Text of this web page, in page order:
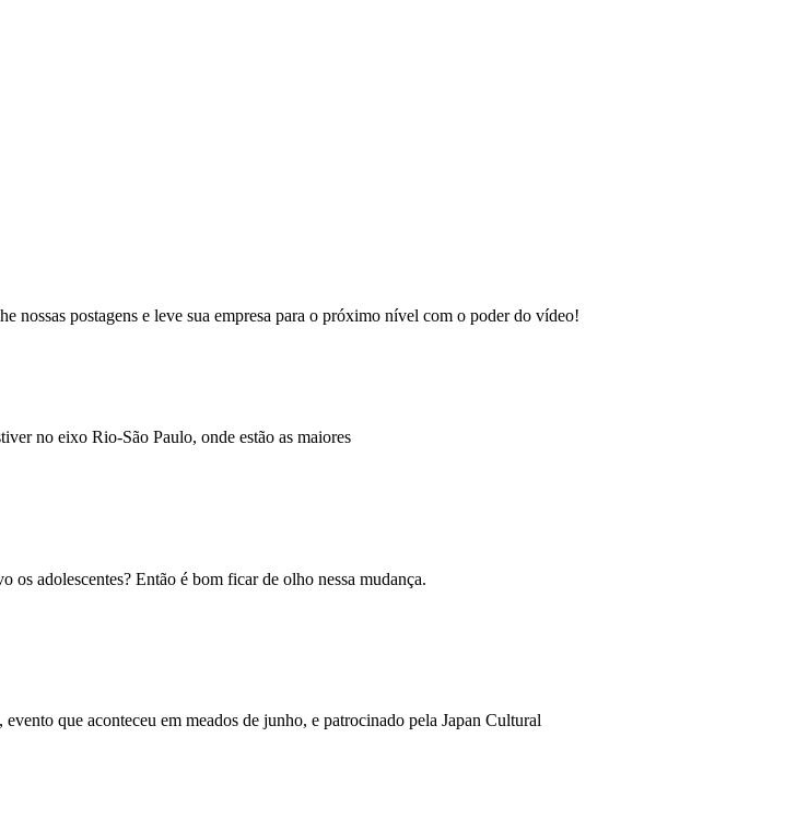
nossas postagens e leve sua empresa para o próximo nível com o poder do vídeo!
no eixo Rio-São Paulo, onde estão as maiores
adolescentes? Então é bom ficar de olho nessa mudança.
que aconteceu em meados de junho, e patrocinado pela Japan Cultural